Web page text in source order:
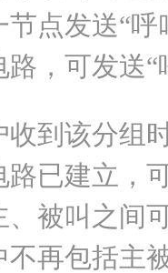
节点发送“
路，可发送
收到该分组
路已建立，
、被叫之间
不再包括主